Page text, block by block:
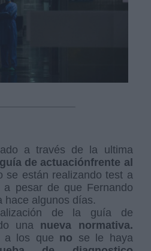
a través de la ultima
de actuaciónfrente al
se están realizando test a
a pesar de que Fernando
hace algunos días.
de la guía de
una nueva normativa.
a los que no se le haya